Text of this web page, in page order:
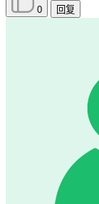
0 回复